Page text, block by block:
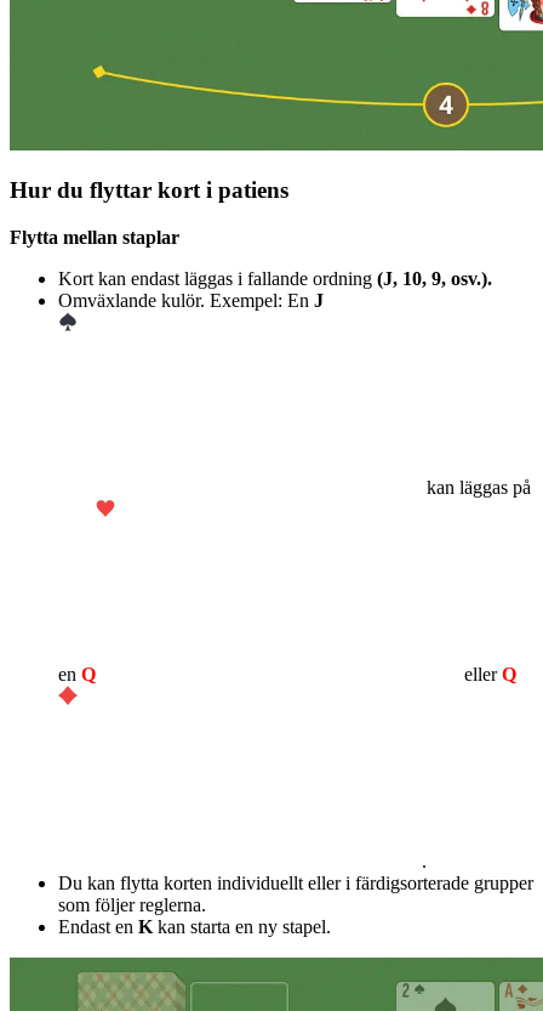
Hur du flyttar kort i patiens
Flytta mellan staplar
Kort kan endast läggas i fallande ordning (J, 10, 9, osv.).
Omväxlande kulör. Exempel: En J
kan läggas på
en Q ellerQ
.
Du kan flytta korten individuellt eller i färdigsorterade grupper
som följer reglerna.
Endast en K kan starta en ny stapel.